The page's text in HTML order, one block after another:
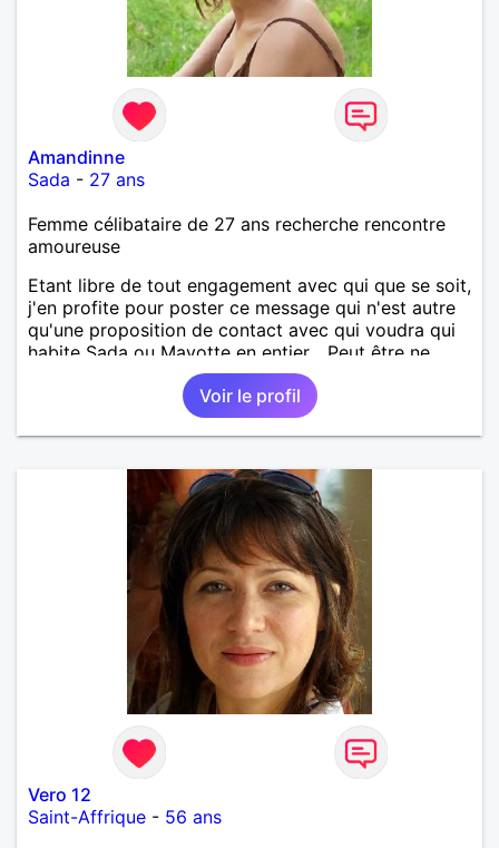
Amandinne
Sada - 27 ans
Femme célibataire de 27 ans recherche rencontre
amoureuse
Etant libre de tout engagement avec qui que se soit,
j'en profite pour poster ce message qui n'est autre
qu'une proposition de contact avec qui voudra qui
habite Sada ou Mayotte en entier... Peut être ne
pourrai-je répondre à tout le monde, mais la perche
est lancée et qui sait ce que cela pourrait donner. Je
reste optimiste sur l'avenir et vous ?
Voir le profil
Vero 12
Saint-Affrique - 56 ans